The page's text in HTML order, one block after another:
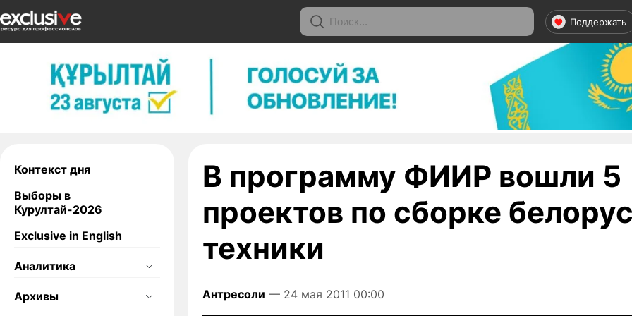
Поддержать
Контекст дня
Выборы в
Курултай-2026
Exclusive in English
Аналитика
Архивы
В программу ФИИР вошли 5
проектов по сборке
техники
Антресоли — 24 мая 2011 00:00